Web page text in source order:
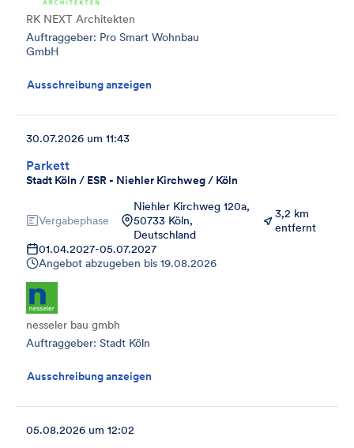
RK NEXT Architekten
Auftraggeber: Pro Smart Wohnbau
GmbH
Ausschreibung anzeigen
Parkett
Stadt Köln / ESR - Niehler Kirchweg / Köln
30.07.2026 um 11:43
Vergabephase
Niehler Kirchweg 120a,
50733 Köln,
Deutschland
3,2 km
entfernt
01.04.2027-05.07.2027
Angebot abzugeben bis 19.08.2026
nesseler bau gmbh
Auftraggeber: Stadt Köln
Ausschreibung anzeigen
05.08.2026 um 12:02